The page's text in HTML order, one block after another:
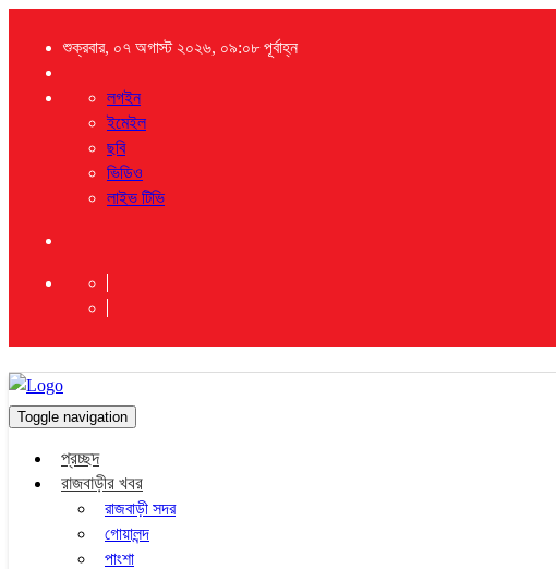
শুক্রবার, ০৭ অগাস্ট ২০২৬, ০৯:০৮ পূর্বাহ্ন
লগইন
ইমেইল
ছবি
ভিডিও
লাইভ টিভি
Toggle navigation
প্রচ্ছদ
রাজবাড়ীর খবর
রাজবাড়ী সদর
গোয়ালন্দ
পাংশা